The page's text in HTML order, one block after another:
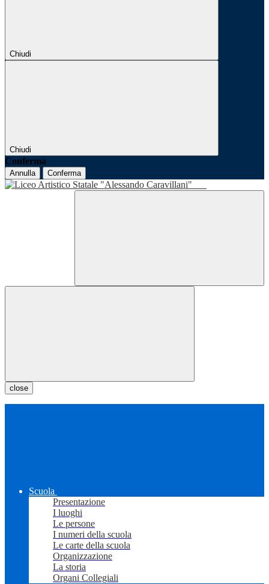
Chiudi
Chiudi
Conferma
Annulla Conferma
close
Scuola
Presentazione
I luoghi
Le persone
I numeri della scuola
Le carte della scuola
Organizzazione
La storia
Organi Collegiali